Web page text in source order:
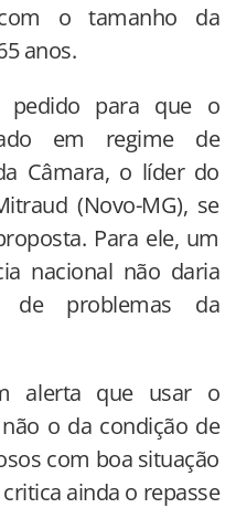
o tamanho da
anos.
pedido para que o
em regime de
Câmara, o líder do
(Novo-MG), se
Para ele, um
nacional não daria
de problemas da
alerta que usar o
o da condição de
com boa situação
ainda o repasse